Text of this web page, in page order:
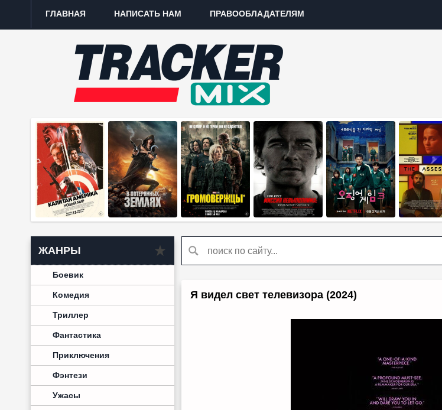
ГЛАВНАЯ НАПИСАТЬ НАМ ПРАВООБЛАДАТЕЛЯМ
ЖАНРЫ
Боевик
Комедия
Триллер
Фантастика
Приключения
Фэнтези
Ужасы
Я видел свет телевизора (2024)